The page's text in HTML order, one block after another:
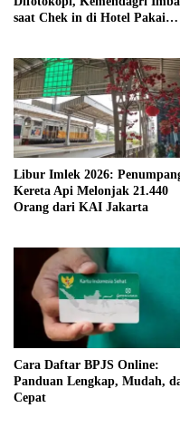
saat Chek in di Hotel Pakai
Libur Imlek 2026:
Kereta Api Melonjak 21.440
Orang dari KAI Jakarta
Cara Daftar BPJS Online:
Panduan Lengkap, Mudah,
Cepat